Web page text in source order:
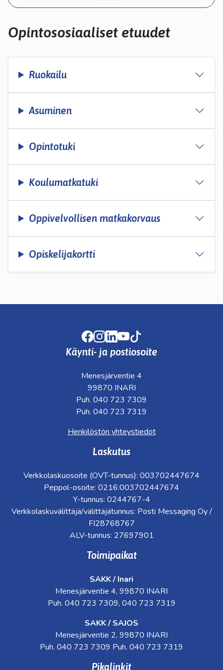
pyyhkäisyliikkeitä.
Opintososiaaliset etuudet
Ruokailu
Asuminen
Opintotuki
Koulumatkatuki
Oppivelvollisen matkakorvaus
Opiskelijakortti
Facebook
Instagram
LinkedIn
Youtube
Käynti- ja postiosoite
Menesjärventie 4
99870 INARI
Puh. 040 723 7309
Puh. 040 723 7319
Henkilöstön yhteystiedot
Laskutus
Verkkolaskuosoite (OVT-tunnus): 003702447674
Peppol-osoite: 0216:003702447674
Y-tunnus: 0244767-4
Verkkolaskuvälittäjä/välittäjätunnus: Posti Messaging Oy /
FI28768767
ALV-tunnus: 27697901
Toimipaikat
SAKK / Inari
Menesjärventie 4, 99870 INARI
Puh. 040 723 7309, 040 723 7319
SAKK / SAJOS
Menesjärventie 2, 99870 INARI
Puh. 040 723 7309 Puh. 040 723 7319
Pikalinkit